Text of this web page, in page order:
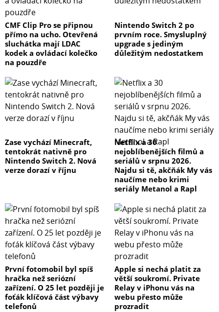
CMF Clip Pro se připnou
přímo na ucho. Otevřená
sluchátka mají LDAC
kodek a ovládací kolečko
na pouzdře
Nintendo Switch 2 po
prvním roce. Smysluplný
upgrade s jediným
důležitým nedostatkem
Zase vychází Minecraft,
tentokrát nativně pro
Nintendo Switch 2. Nová
verze dorazí v říjnu
Netflix a 30
nejoblíbenějších filmů a
seriálů v srpnu 2026.
Najdu si tě, akčňák My vás
naučíme nebo krimi
seriály Metanol a Rapl
První fotomobil byl spíš
hračka než seriózní
zařízení. O 25 let později je
foťák klíčová část výbavy
telefonů
Apple si nechá platit za
větší soukromí. Private
Relay v iPhonu vás na
webu přesto může
prozradit